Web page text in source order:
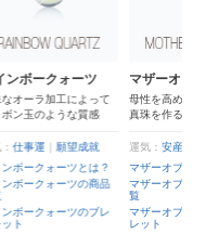
える
レインボークォーツ
特殊なオーラ加工によって
シャボン玉のような質感
運気：仕事運
願望成就
レインボークォーツとは？
レインボークォーツの商品
レインボークォーツのブレ